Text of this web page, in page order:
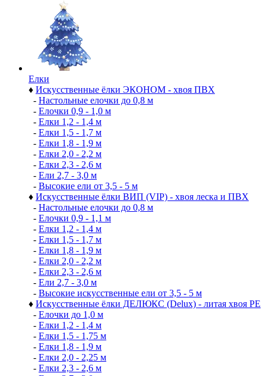
Елки
♦ Искусственные ёлки ЭКОНОМ - хвоя ПВХ
- Настольные елочки до 0,8 м
- Елочки 0,9 - 1,0 м
- Елки 1,2 - 1,4 м
- Елки 1,5 - 1,7 м
- Елки 1,8 - 1,9 м
- Елки 2,0 - 2,2 м
- Елки 2,3 - 2,6 м
- Ели 2,7 - 3,0 м
- Высокие ели от 3,5 - 5 м
♦ Искусственные ёлки ВИП (VIP) - хвоя леска и ПВХ
- Настольные елочки до 0,8 м
- Елочки 0,9 - 1,1 м
- Елки 1,2 - 1,4 м
- Елки 1,5 - 1,7 м
- Елки 1,8 - 1,9 м
- Елки 2,0 - 2,2 м
- Елки 2,3 - 2,6 м
- Ели 2,7 - 3,0 м
- Высокие искусственные ели от 3,5 - 5 м
♦ Искусственные ёлки ДЕЛЮКС (Delux) - литая хвоя РЕ
- Елочки до 1,0 м
- Елки 1,2 - 1,4 м
- Елки 1,5 - 1,75 м
- Елки 1,8 - 1,9 м
- Елки 2,0 - 2,25 м
- Елки 2,3 - 2,6 м